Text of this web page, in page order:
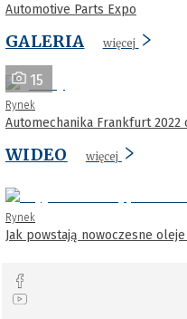
Automotive Parts Expo
GALERIA więcej
15
Rynek
Automechanika Frankfurt 2022
WIDEO więcej
Rynek
Jak powstają nowoczesne